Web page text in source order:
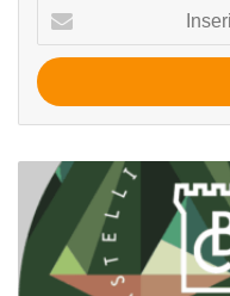
tua
mail
Extrema
Ratio
del
Birrificio
dei